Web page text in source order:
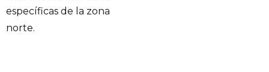
específicas de la zona
norte.